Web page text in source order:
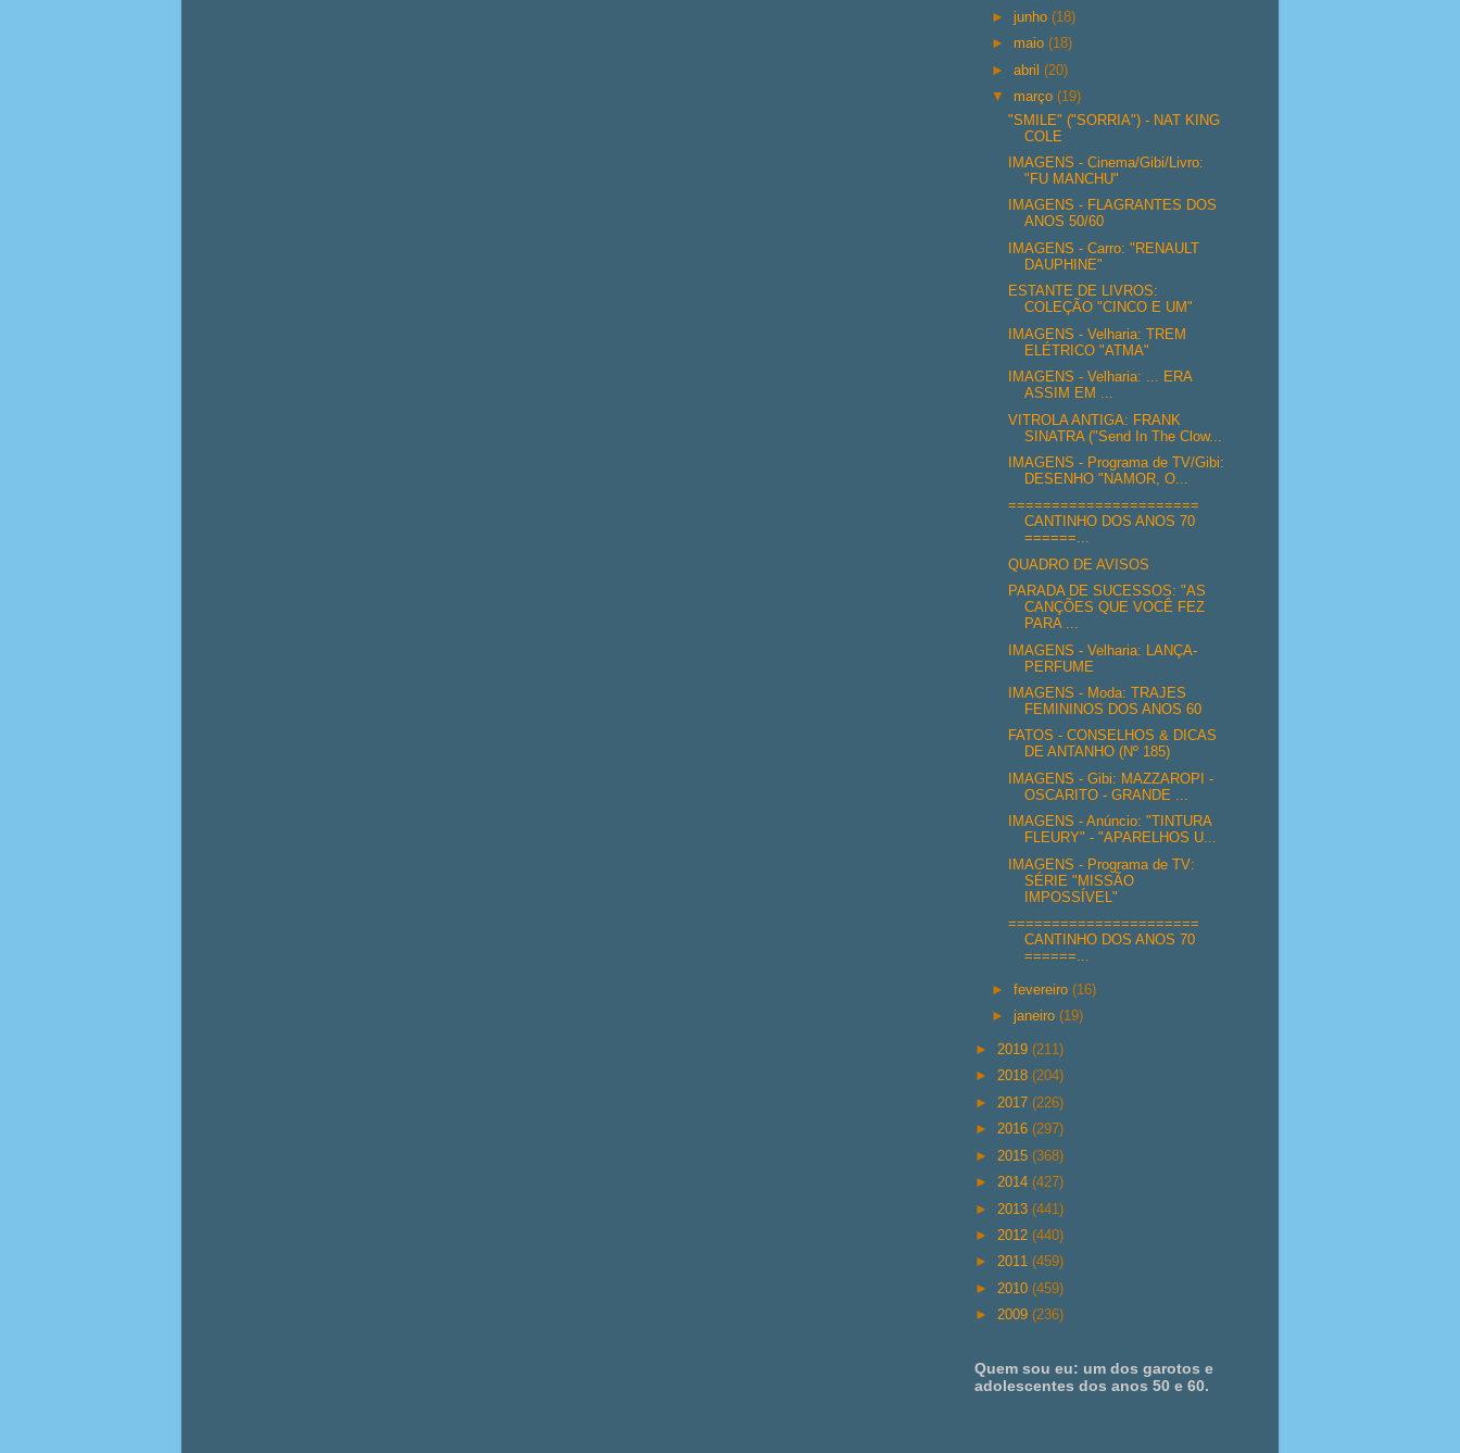
►junho(18)
► maio(18)
►abril(20)
▼ março(19)
"SMILE" ("SORRIA") - NAT KING
COLE
IMAGENS - Cinema/Gibi/Livro:
"FU MANCHU"
IMAGENS - FLAGRANTES DOS
ANOS 50/60
IMAGENS - Carro: "RENAULT
DAUPHINE"
ESTANTE DE LIVROS:
COLEÇÃO "CINCO E UM"
IMAGENS - Velharia: TREM
ELÉTRICO "ATMA"
IMAGENS - Velharia: ... ERA
ASSIM EM ...
VITROLA ANTIGA: FRANK
SINATRA ("Send In The Clow...
IMAGENS - Programa de TV/Gibi:
DESENHO "NAMOR, O...
======================
CANTINHO DOS ANOS 70
======...
QUADRO DE AVISOS
PARADA DE SUCESSOS: "AS
CANÇÕES QUE VOCÊ FEZ
PARA ...
IMAGENS - Velharia: LANÇA-
PERFUME
IMAGENS - Moda: TRAJES
FEMININOS DOS ANOS 60
FATOS - CONSELHOS & DICAS
DE ANTANHO (Nº 185)
IMAGENS - Gibi: MAZZAROPI -
OSCARITO - GRANDE ...
IMAGENS - Anúncio: "TINTURA
FLEURY" - "APARELHOS U...
IMAGENS - Programa de TV:
SÉRIE "MISSÃO
IMPOSSÍVEL"
======================
CANTINHO DOS ANOS 70
======...
►fevereiro(16)
►janeiro(19)
► 2019 (211)
► 2018 (204)
► 2017 (226)
► 2016 (297)
► 2015 (368)
► 2014 (427)
► 2013 (441)
► 2012 (440)
► 2011 (459)
► 2010 (459)
► 2009 (236)
Quem sou eu: um dos garotos e
adolescentes dos anos 50 e 60.